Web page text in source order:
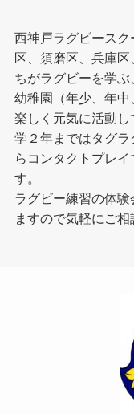
西神戸ラグビース
区、須磨区、兵庫
ちがラグビーを学ぶ
幼稚園（年少、年
楽しく元気に活動
学２年まではタグ
らコンタクトプレ
す。
ラグビー練習の体
ますので気軽にご相